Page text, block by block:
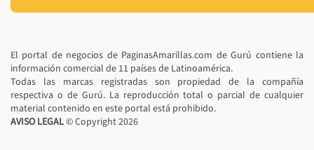
El portal de negocios de PaginasAmarillas.com de Gurú contiene la
información comercial de 11 países de Latinoamérica.
Todas las marcas registradas son propiedad de la compañía
respectiva o de Gurú. La reproducción total o parcial de cualquier
material contenido en este portal está prohibido.
AVISO LEGAL© Copyright2026